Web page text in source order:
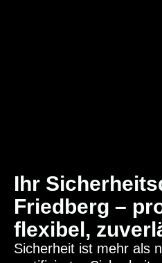
Ihr
Friedberg –
flexibel,
Sicherheit ist mehr als